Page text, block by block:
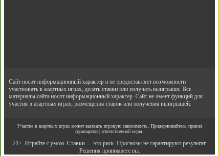
Сайт носит информационный характер и не предоставляет возможности
участвовать в азартных играх, делать ставки или получать выигрыши. Все
материалы сайта носят информационный характер. Сайт не имеет функций для
участия в азартных играх, размещения ставок или получения выигрышей.
Участие в азартных играх может вызвать игровую зависимость. Придерживайтесь правил
(принципов) ответственной игры.
21+. Играйте с умом. Ставки — это риск. Прогнозы не гарантируют результат.
Решения принимаете вы.